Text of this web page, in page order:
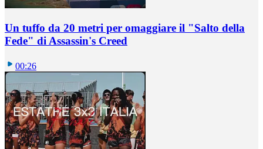
Un tuffo da 20 metri per omaggiare il "Salto della
Fede" di Assassin's Creed
00:26